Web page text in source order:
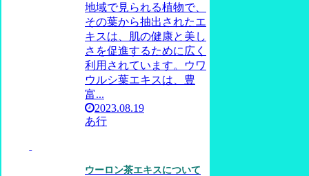
地域で見られる植物で、
その葉から抽出されたエ
キスは、肌の健康と美し
さを促進するために広く
利用されています。ウワ
ウルシ葉エキスは、豊
富...
2023.08.19
あ行
ウーロン茶エキスについて